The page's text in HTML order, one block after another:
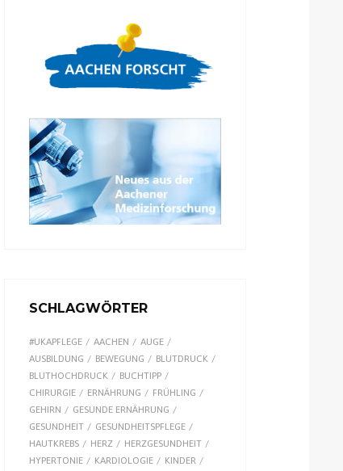
SCHLAGWÖRTER
#UKAPFLEGE AACHEN
AUGE
AUSBILDUNG
BEWEGUNG
BLUTDRUCK
BLUTHOCHDRUCK
BUCHTIPP
CHIRURGIE
ERNÄHRUNG
FRÜHLING
GEHIRN
GESUNDE ERNÄHRUNG
GESUNDHEIT
GESUNDHEITSPFLEGE
HAUTKREBS
HERZ
HERZGESUNDHEIT
HYPERTONIE
KARDIOLOGIE
KINDER